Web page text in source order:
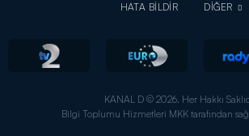
HATA BİLDİR
DİĞER
KANAL D © 2026. Her Hakkı
Bilgi Toplumu Hizmetleri MKK tarafından